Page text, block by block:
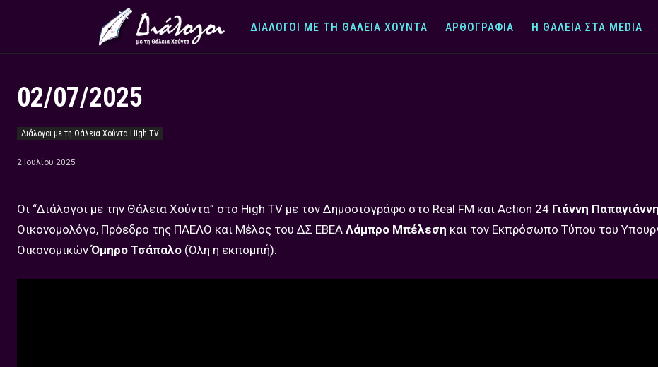
ΔΙΆΛΟΓΟΙ ΜΕ ΤΗ ΘΆΛΕΙΑ ΧΟΎΝΤΑ ΑΡΘΟΓΡΑΦΊΑ Η ΘΆΛΕΙΑ ΣΤΑ MEDIA
02/07/2025
Διάλογοι με τη Θάλεια Χούντα High TV
2 Ιουλίου 2025
Οι “Διάλογοι με την Θάλεια Χούντα” στο High TV με τον Δημοσιογράφο στο Real FM και Action 24 Γιάννη Παπαγιάννη
Οικονομολόγο, Πρόεδρο της ΠΑΕΛΟ και Μέλος του ΔΣ ΕΒΕΑ Λάμπρο Μπέλεση και τον Εκπρόσωπο Τύπου του
ΟικονομικώνΌμηρο Τσάπαλο (Όλη η εκπομπή):